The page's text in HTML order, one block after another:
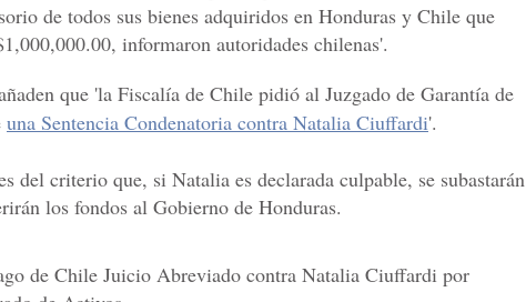
de todos sus bienes adquiridos en Honduras y Chile que
informaron autoridades chilenas'.
que 'la Fiscalía de Chile pidió al Juzgado de Garantía de
una Sentencia Condenatoria contra Natalia Ciuffardi'.
del criterio que, si Natalia es declarada culpable, se subastarán
los fondos al Gobierno de Honduras.
de Chile Juicio Abreviado contra Natalia Ciuffardi por